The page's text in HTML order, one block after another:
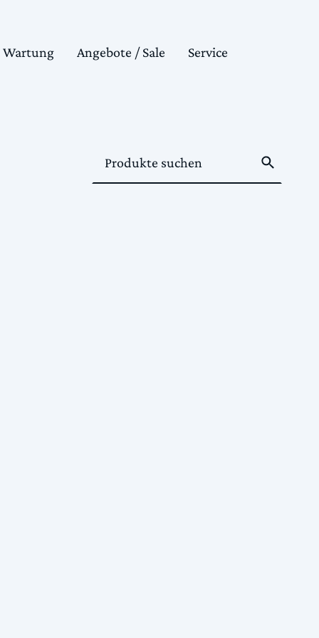
Wartung Angebote / Sale Service